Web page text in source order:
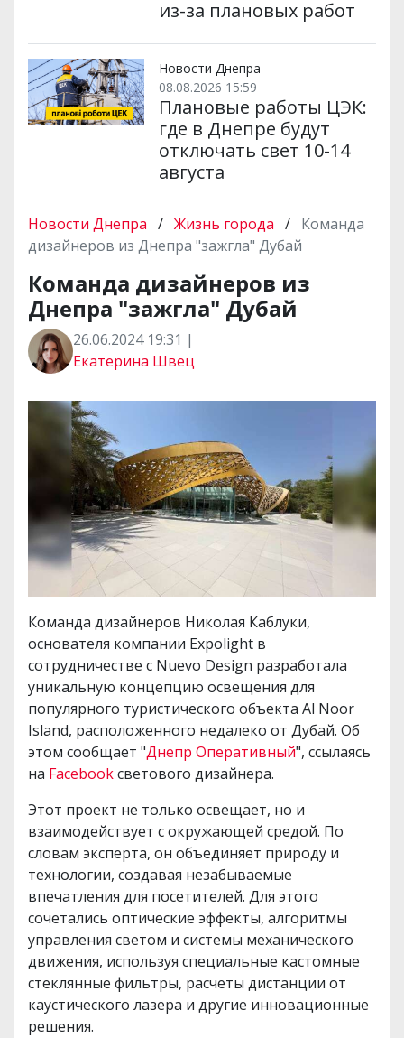
из-за плановых работ
Новости Днепра
08.08.2026 15:59
Плановые работы ЦЭК:
где в Днепре будут
отключать свет 10-14
августа
Новости Днепра / Жизнь города / Команда
дизайнеров из Днепра "зажгла" Дубай
Команда дизайнеров из
Днепра "зажгла" Дубай
26.06.2024 19:31 |
Екатерина Швец
Команда дизайнеров Николая Каблуки,
основателя компании Expolight в
сотрудничестве с Nuevo Design разработала
уникальную концепцию освещения для
популярного туристического объекта Al Noor
Island, расположенного недалеко от Дубай. Об
этом сообщает "Днепр Оперативный", ссылаясь
на Facebookсветового дизайнера.
Этот проект не только освещает, но и
взаимодействует с окружающей средой. По
словам эксперта, он объединяет природу и
технологии, создавая незабываемые
впечатления для посетителей. Для этого
сочетались оптические эффекты, алгоритмы
управления светом и системы механического
движения, используя специальные кастомные
стеклянные фильтры, расчеты дистанции от
каустического лазера и другие инновационные
решения.